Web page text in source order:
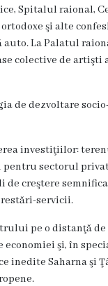
Spitalul raional,
şi alte
La Palatul
colective de
de dezvoltare
investiţiilor:
sectorul
creştere
servicii.
pe o distanţă de
şi, în
inedite Saharna şi